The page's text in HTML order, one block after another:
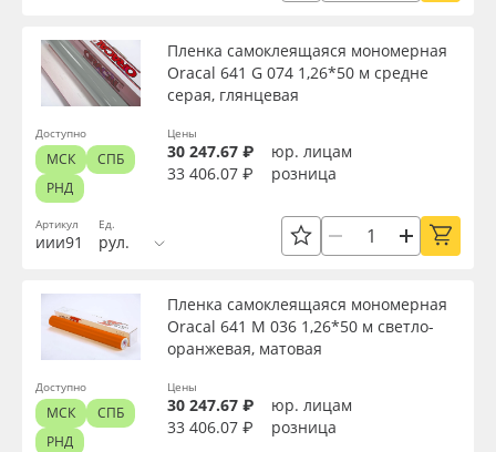
Артикул
иии91
Пленка самоклеящаяся мономерная
Oracal 641 G 074 1,26*50 м средне
серая, глянцевая
Ед.
рул.
Цены
30 247.67 ₽
юр. лицам
33 406.07 ₽
розница
Доступно
МСК
СПБ
РНД
Пленка самоклеящаяся мономерная
Oracal 641 M 036 1,26*50 м светло-
оранжевая, матовая
Цены
30 247.67 ₽
юр. лицам
33 406.07 ₽
розница
Доступно
МСК
СПБ
РНД